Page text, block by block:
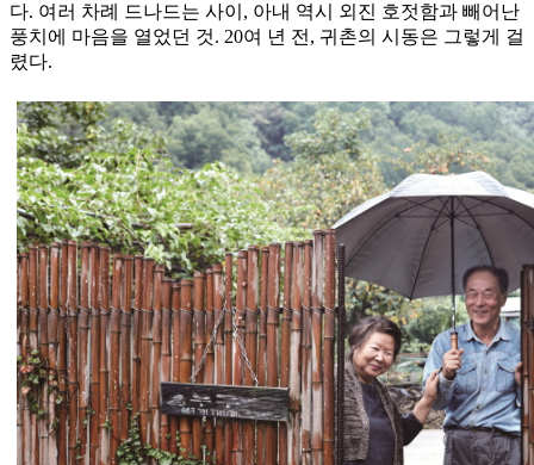
다. 여러 차례 드나드는 사이, 아내 역시 외진 호젓함과 빼어난
풍치에 마음을 열었던 것. 20여 년 전, 귀촌의 시동은 그렇게 걸
렸다.